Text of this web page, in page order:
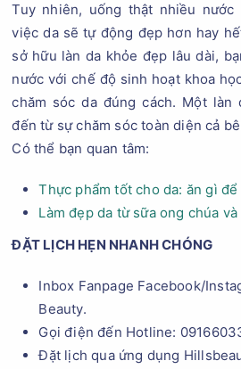
Tuy nhiên, uống thật nhiều nước
việc da sẽ tự động đẹp hơn hay
sở hữu làn da khỏe đẹp lâu dài,
nước với chế độ sinh hoạt khoa
chăm sóc da đúng cách. Một làn
đến từ sự chăm sóc toàn diện cả
Có thể bạn quan tâm:
Thực phẩm tốt cho da: ăn gì
Làm đẹp da từ sữa ong chúa
ĐẶT LỊCH HẸN NHANH CHÓNG
Inbox Fanpage Facebook/
Beauty.
Gọi điện đến Hotline:
Đặt lịch qua ứng dụng